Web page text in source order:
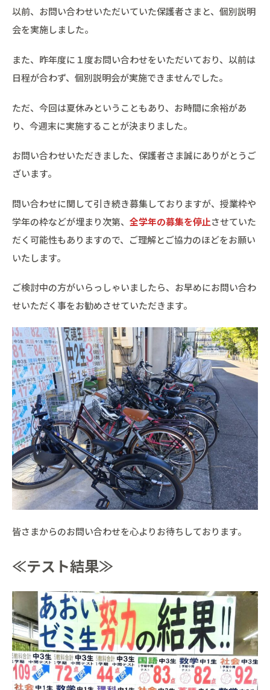
以前、お問い合わせいただいていた保護者さまと、個別説明
会を実施しました。
また、昨年度に１度お問い合わせをいただいており、以前は
日程が合わず、個別説明会が実施できませんでした。
ただ、今回は夏休みということもあり、お時間に余裕があ
り、今週末に実施することが決まりました。
お問い合わせいただきました、保護者さま誠にありがとうご
ざいます。
問い合わせに関して引き続き募集しておりますが、授業枠や
学年の枠などが埋まり次第、 全学年の募集を停止させていた
だく可能性もありますので、ご理解とご協力のほどをお願い
いたします。
ご検討中の方がいらっしゃいましたら、お早めにお問い合わ
せいただく事をお勧めさせていただきます。
皆さまからのお問い合わせを心よりお待ちしております。
≪テスト結果≫